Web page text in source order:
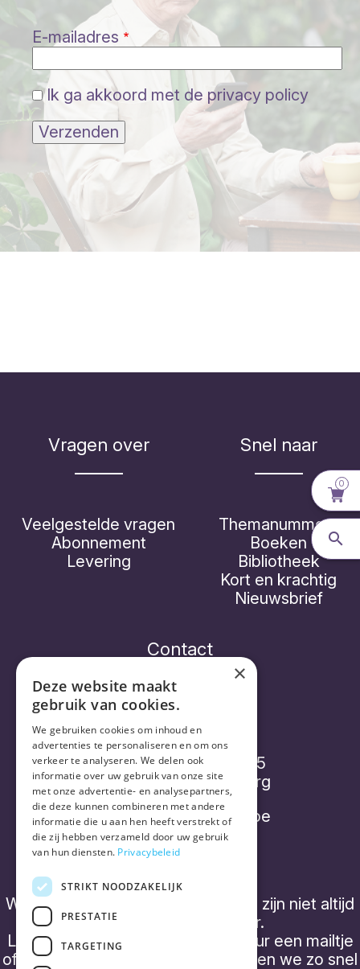
E-mailadres
Ik ga akkoord met de privacy policy
Verzenden
Vragen over
Veelgestelde vragen
Abonnement
Levering
Snel naar
Themanummers
Boeken
Bibliotheek
Kort en krachtig
Nieuwsbrief
Contact
Vorthex Aequo bv
Diepenbroekstraatje 15
2220 Heist-op-den-Berg
info@placebonocebo.be
+32 (0) 490 21 62 07
We hebben geen 'kantooruren' en zijn niet altijd
telefonisch bereikbaar.
Laat een boodschap achter of stuur een mailtje
of een WhatsApp bericht, dan nemen we zo snel
0
×
Deze website maakt
gebruik van cookies.
We gebruiken cookies om inhoud en
advertenties te personaliseren en om ons
verkeer te analyseren. We delen ook
informatie over uw gebruik van onze site
met onze advertentie- en analysepartners,
die deze kunnen combineren met andere
informatie die u aan hen heeft verstrekt of
die zij hebben verzameld door uw gebruik
van hun diensten. Privacybeleid
STRIKT NOODZAKELIJK
PRESTATIE
TARGETING